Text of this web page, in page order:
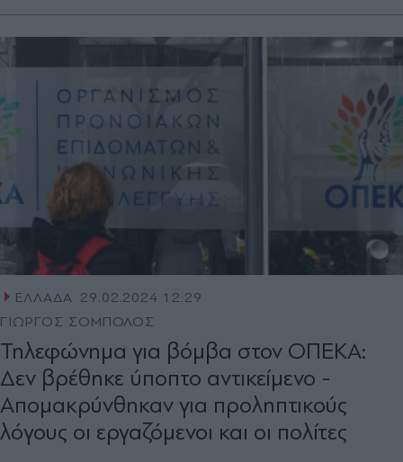
ΕΛΛΑΔΑ 29.02.2024 12:29
ΓΙΩΡΓΟΣ ΣΟΜΠΟΛΟΣ
Τηλεφώνημα για βόμβα στον ΟΠΕΚΑ:
Δεν βρέθηκε ύποπτο αντικείμενο -
Απομακρύνθηκαν για προληπτικούς
λόγους οι εργαζόμενοι και οι πολίτες